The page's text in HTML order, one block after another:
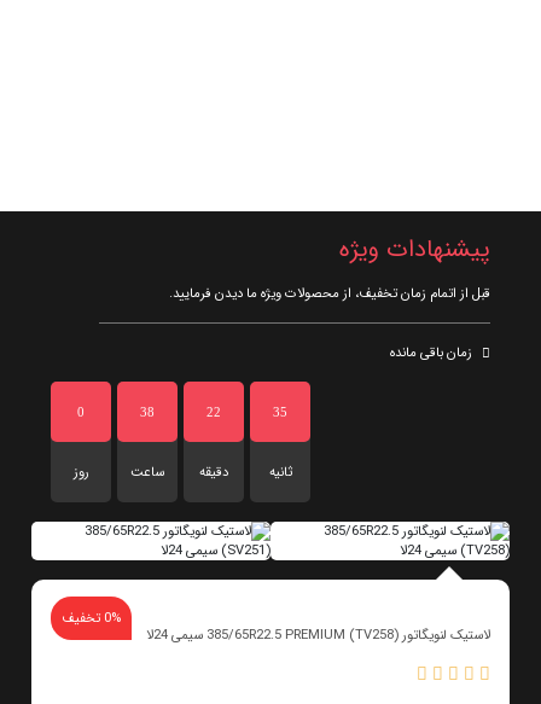
پیشنهادات ویژه
قبل از اتمام زمان تخفیف، از محصولات ویژه ما دیدن فرمایید.
زمان باقی مانده
35
ثانیه
22
دقیقه
38
ساعت
0
روز
0% تخفیف
لاستیک لنویگاتور 385/65R22.5 PREMIUM (TV258) سیمی 24لا